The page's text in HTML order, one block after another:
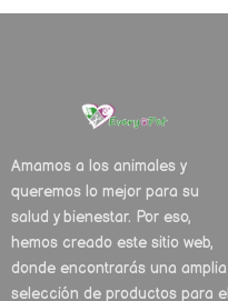
Amamos a los animales y
queremos lo mejor para su
salud y bienestar. Por eso,
hemos creado este sitio web,
donde encontrarás una amplia
selección de productos para el